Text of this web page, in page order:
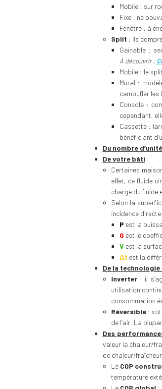
Mobile : sur
Fixe : ne
Fenêtre : à
Split : ils
Gainable :
À découvrir :
Mobile : le
Mural :
camoufler les
Console :
cependant,
Cassette :
bénéficiant
Du nombre
De votre bâti :
Certaines
effet, ce fluide
charge du fluide
Selon la
incidence
P est la
G est le
Vest la
Δt est la
De la
Inverter: il
utilisation
consommation
Réversible:
de l’air. La
Des
valeur la chaleur/
de chaleur/
Le COP
température